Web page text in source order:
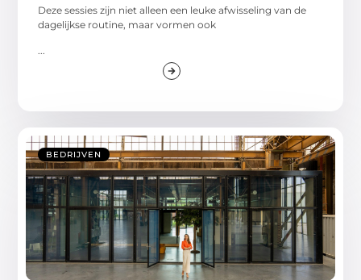
Deze sessies zijn niet alleen een leuke afwisseling van de
dagelijkse routine, maar vormen ook
...
BEDRIJVEN